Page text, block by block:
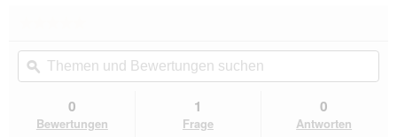
Beurteilungswert
für
Trixie
Altea
Themen
und
Bewertungen
ϙ
0
Bewertungen
1
Frage
0
Antworten